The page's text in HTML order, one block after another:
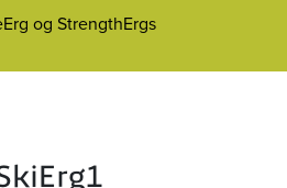
og StrengthErgs